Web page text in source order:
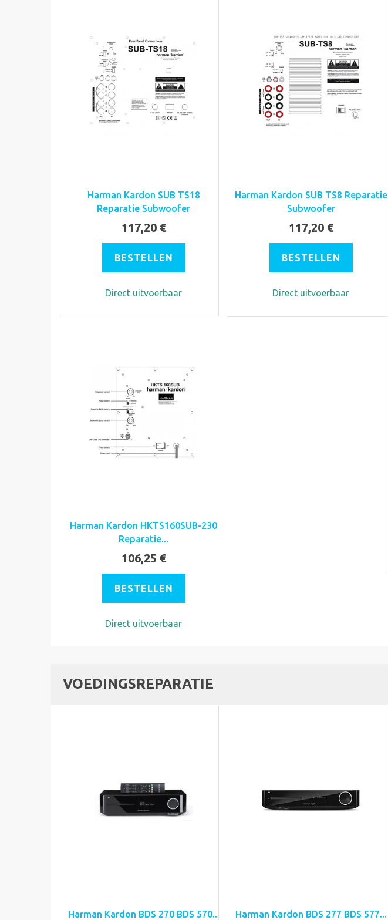
Harman Kardon SUB TS18
Reparatie Subwoofer
117,20 €
BESTELLEN
Direct uitvoerbaar
Harman Kardon SUB TS8 Reparatie
Subwoofer
117,20 €
BESTELLEN
Direct uitvoerbaar
Harman Kardon HKTS160SUB-230
Reparatie...
106,25 €
BESTELLEN
Direct uitvoerbaar
VOEDINGSREPARATIE
Harman Kardon BDS 270 BDS 570... Harman Kardon BDS 277 BDS 577...